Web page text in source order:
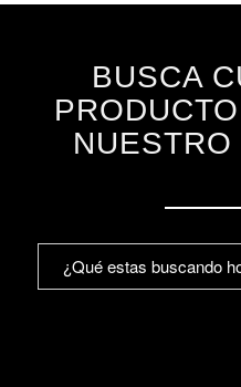
BUSCA